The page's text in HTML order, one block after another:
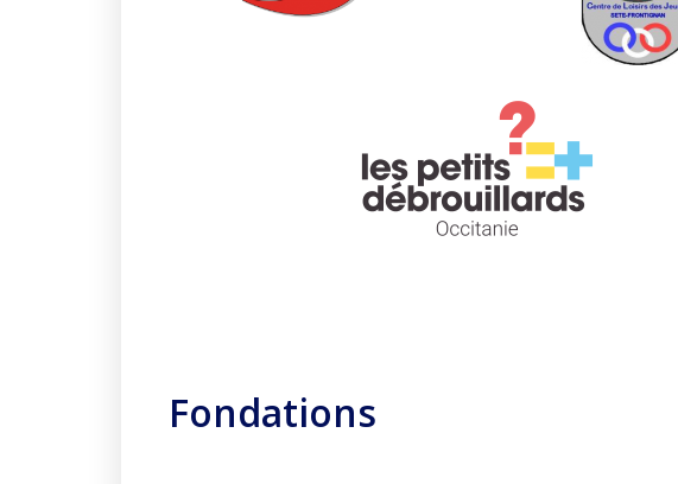
Fondations